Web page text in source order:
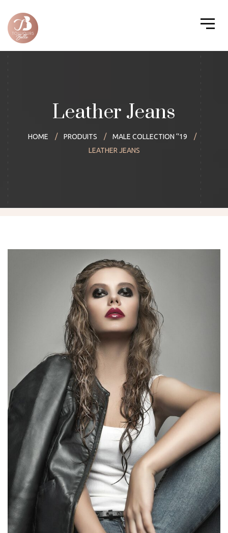
Leather Jeans
HOME PRODUITS
MALE COLLECTION ‘’19
LEATHER JEANS